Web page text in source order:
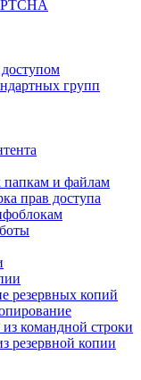
групп
папкам и файлам
прав доступа
резервных копий
командной строки
резервной копии